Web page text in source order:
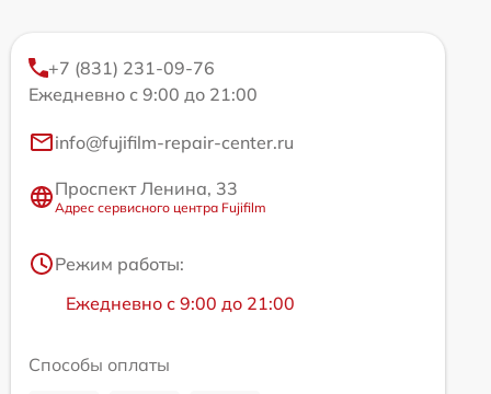
+7 (831) 231-09-76
Ежедневно с 9:00 до 21:00
info@fujifilm-repair-center.ru
Проспект Ленина, 33
Адрес сервисного центра Fujifilm
Режим работы:
Ежедневно с 9:00 до 21:00
Способы оплаты